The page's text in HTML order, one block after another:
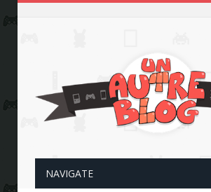
NAVIGATE